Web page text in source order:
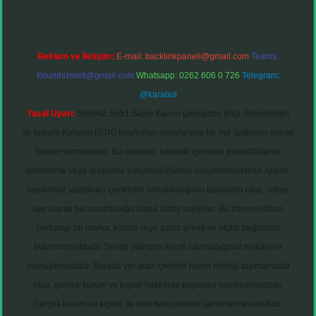
Reklam ve İletişim: E-mail: backlinkpaneli@gmail.com Teams:
forumhizmeti@gmail.com Whatsapp: 0262 606 0 726 Telegram:
@karabul
Yasal Uyarı: Sitemiz, 5651 Sayılı Kanun gereğince Bilgi Teknolojileri
ve İletişim Kurumu (BTK) tarafından onaylanmış bir Yer Sağlayıcı olarak
hizmet vermektedir. Bu nedenle, sitedeki içerikleri proaktif olarak
denetleme veya araştırma yükümlülüğümüz bulunmamaktadır. Ancak,
üyelerimiz yazdıkları içeriklerin sorumluluğunu taşımakta olup, siteye
üye olarak bu sorumluluğu kabul etmiş sayılırlar. Bu internet sitesi,
herhangi bir marka, kurum veya şahıs şirketi ile hiçbir bağlantısı
bulunmamaktadır. Sitede yalnızca kendi hazırladığımız makaleler
paylaşılmaktadır. Burada yer alan içerikler haber niteliği taşımamakta
olup, gerçek kurum ve kişiler hakkında paylaşım yapılmamaktadır.
Gerçek kurum ve kişiler ile isim benzerlikleri tamamen tesadüfidir.